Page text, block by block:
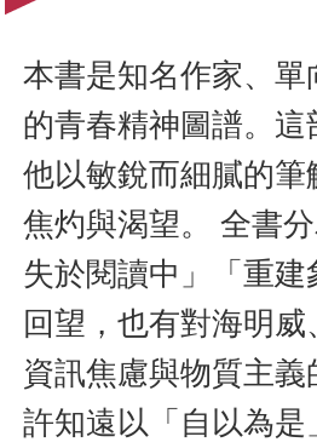
本書是知名作家、
的青春精神圖譜。
他以敏銳而細膩的
焦灼與渴望。 全書
失於閱讀中」「重
回望，也有對海明
資訊焦慮與物質主
許知遠以「自以為